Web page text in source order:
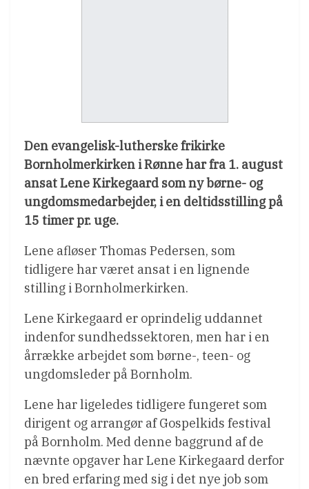
Den evangelisk-lutherske frikirke
Bornholmerkirken i Rønne har fra 1. august
ansat Lene Kirkegaard som ny børne- og
ungdomsmedarbejder, i en deltidsstilling på
15 timer pr. uge.
Lene afløser Thomas Pedersen, som
tidligere har været ansat i en lignende
stilling i Bornholmerkirken.
Lene Kirkegaard er oprindelig uddannet
indenfor sundhedssektoren, men har i en
årrække arbejdet som børne-, teen- og
ungdomsleder på Bornholm.
Lene har ligeledes tidligere fungeret som
dirigent og arrangør af Gospelkids festival
på Bornholm. Med denne baggrund af de
nævnte opgaver har Lene Kirkegaard derfor
en bred erfaring med sig i det nye job som